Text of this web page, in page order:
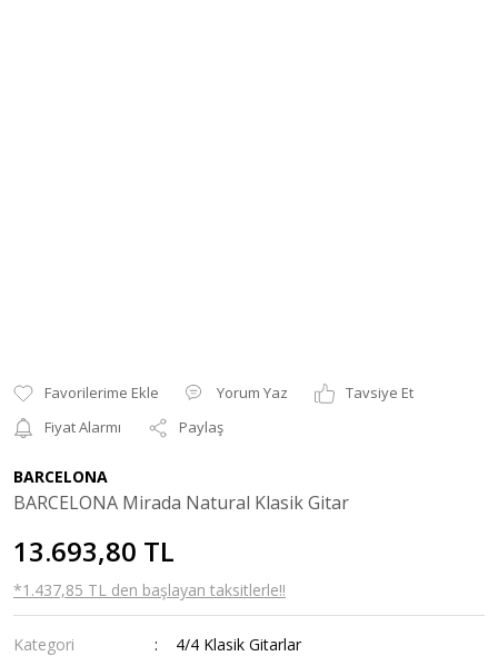
Yorum Yaz
Tavsiye Et
Fiyat Alarmı
Paylaş
BARCELONA
BARCELONA Mirada Natural Klasik Gitar
13.693,80 TL
*1.437,85 TL den başlayan taksitlerle!!
Kategori
4/4 Klasik Gitarlar